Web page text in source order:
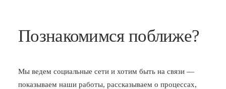
Познакомимся поближе?
Мы ведем социальные сети и хотим быть на связи —
показываем наши работы, рассказываем о процессах,